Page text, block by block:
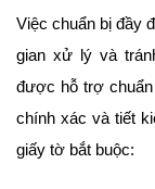
Việc chuẩn bị đầy
gian xử lý và
được hỗ trợ
chính xác và tiết
giấy tờ bắt buộc: